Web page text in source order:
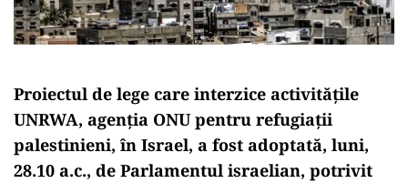
Proiectul de lege care interzice activitățile
UNRWA, agenția ONU pentru refugiații
palestinieni, în Israel, a fost adoptată, luni,
28.10 a.c., de Parlamentul israelian, potrivit